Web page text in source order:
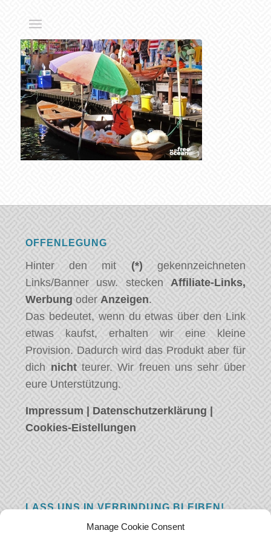
Manage Cookie Consent
OFFENLEGUNG
Hinter den mit (*) gekennzeichneten
Links/Banner usw. stecken Affiliate-Links,
Werbung oderAnzeigen.
Das bedeutet, wenn du etwas über den Link
etwas kaufst, erhalten wir eine kleine
Provision. Dadurch wird das Produkt aber für
dich nichtteurer. Wir freuen uns sehr über
eure Unterstützung.
Impressum | Datenschutzerklärung |
Cookies-Eistellungen
LASS UNS IN VERBINDUNG BLEIBEN!
Hast eine Frage, einen Kommentar, oder